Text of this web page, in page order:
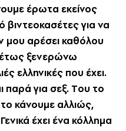
έρωτα εκείνος
βιντεοκασέτες για να
μου αρέσει καθόλου
ξενερώνω
ελληνικές που έχει.
παρά για σεξ. Tου το
κάνουμε αλλιώς,
έχει ένα κόλλημα